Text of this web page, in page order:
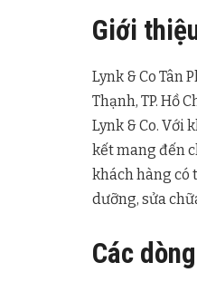
Giới
Lynk & Co Tân
Thạnh, TP. Hồ
Lynk & Co. Với
kết mang đến
khách hàng có
dưỡng, sửa
Các